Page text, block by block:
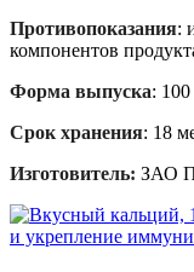
Противопоказания:
компонентов
Форма выпуска:
Срок хранения: 18
Изготовитель: ЗАО